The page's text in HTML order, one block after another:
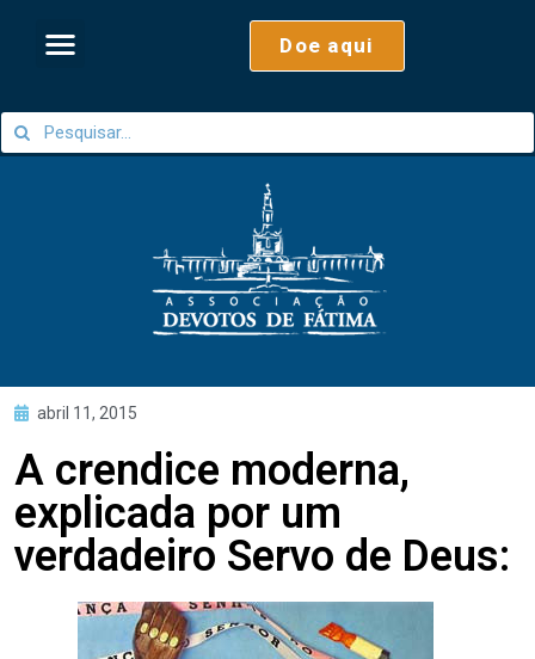
Doe aqui
abril 11, 2015
A crendice moderna,
explicada por um
verdadeiro Servo de Deus: